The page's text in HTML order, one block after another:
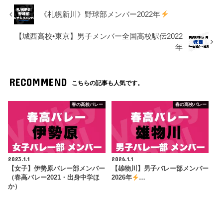
《札幌新川》野球部メンバー2022年
【城西高校•東京】男子メンバー全国高校駅伝2022
年
RECOMMEND こちらの記事も人気です。
春の高校バレー
2023.1.1
【女子】伊勢原バレー部メンバー
（春高バレー2021・出身中学ほ
か）
春の高校バレー
2026.1.1
【雄物川】男子バレー部メンバー
2026年
…